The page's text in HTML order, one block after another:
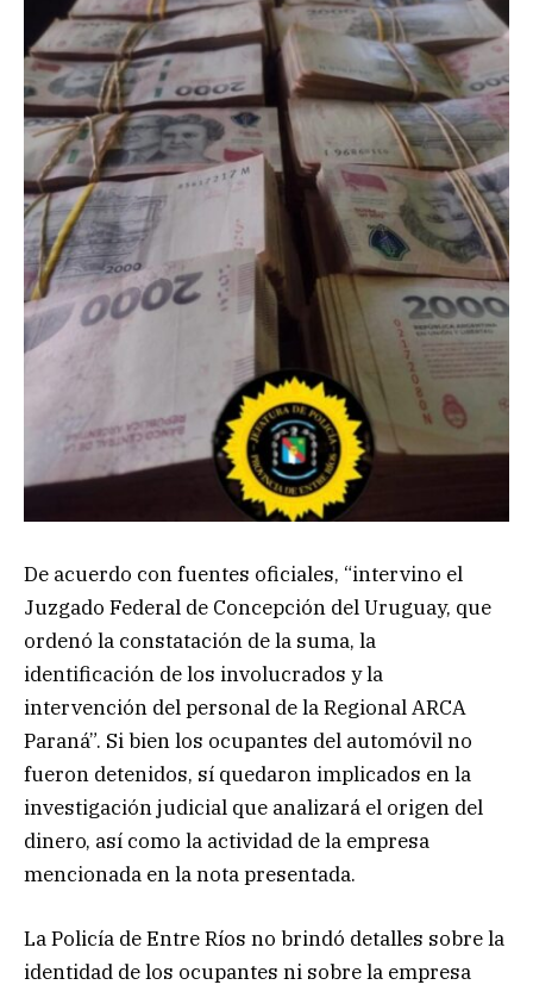
De acuerdo con fuentes oficiales, “intervino el
Juzgado Federal de Concepción del Uruguay, que
ordenó la constatación de la suma, la
identificación de los involucrados y la
intervención del personal de la Regional ARCA
Paraná”. Si bien los ocupantes del automóvil no
fueron detenidos, sí quedaron implicados en la
investigación judicial que analizará el origen del
dinero, así como la actividad de la empresa
mencionada en la nota presentada.
La Policía de Entre Ríos no brindó detalles sobre la
identidad de los ocupantes ni sobre la empresa